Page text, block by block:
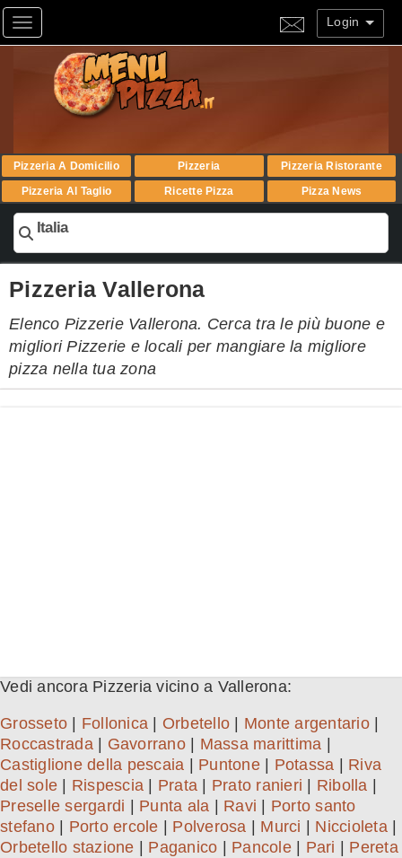
Toggle navigation Login
Pizzeria A Domicilio Pizzeria
Pizzeria Ristorante
Pizzeria Al Taglio
Ricette Pizza Pizza News
Italia
Pizzeria Vallerona
Elenco Pizzerie Vallerona. Cerca tra le più buone e
migliori Pizzerie e locali per mangiare la migliore
pizza nella tua zona
Vedi ancora Pizzeria vicino a Vallerona:
Grosseto Follonica Orbetello Monte argentario|
Roccastrada| Gavorrano| Massa marittima
Castiglione della pescaia
Puntone| Potassa
Riva
del sole
Rispescia Prata Prato ranieri Ribolla
Preselle sergardi
Punta ala Ravi
Porto santo
stefano| Porto ercole Polverosa Murci Niccioleta|
Orbetello stazione
Paganico Pancole| Pari
Pereta